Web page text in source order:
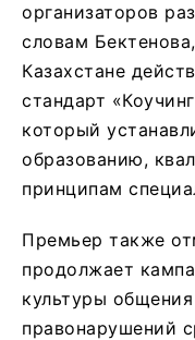
организаторов
словам
Казахстане
стандарт
который
образованию,
принципам
Премьер также
продолжает
культуры
правонарушений